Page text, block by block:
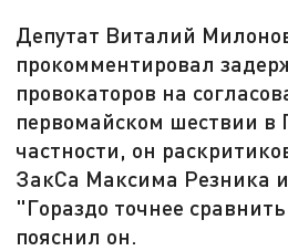
Депутат Виталий
прокомментировал
провокаторов на
первомайском шествии в
частности, он
ЗакСа Максима Резника и
"Гораздо точнее
пояснил он.